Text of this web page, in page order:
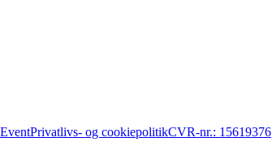
Privatlivs- og cookiepolitikCVR-nr.: 15619376